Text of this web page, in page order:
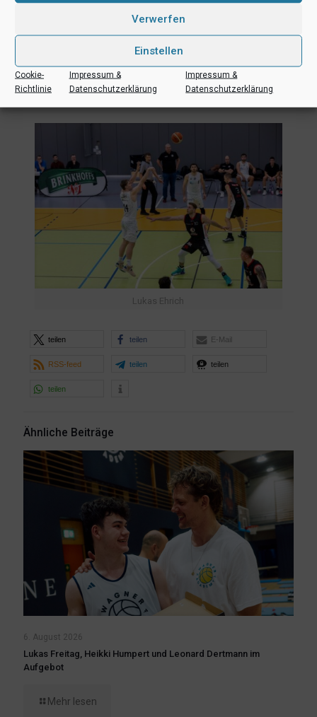
Verwerfen
Einstellen
Cookie-
Richtlinie
Impressum &
Datenschutzerklärung
Impressum &
Datenschutzerklärung
Oskar Humpert
Lukas Ehrich
teilen teilen E-Mail
RSS-feed teilen teilen
teilen
Ähnliche Beiträge
6. August 2026
Lukas Freitag, Heikki Humpert und Leonard Dertmann im
Aufgebot
Mehr lesen